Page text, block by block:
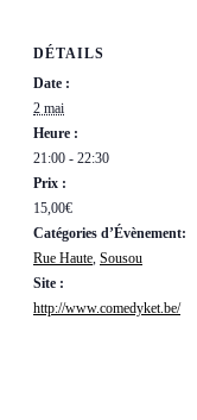
DÉTAILS
Date :
2 mai
Heure :
21:00 - 22:30
Prix :
15,00€
Catégories d’Évènement:
Rue Haute, Sousou
Site :
http://www.comedyket.be/